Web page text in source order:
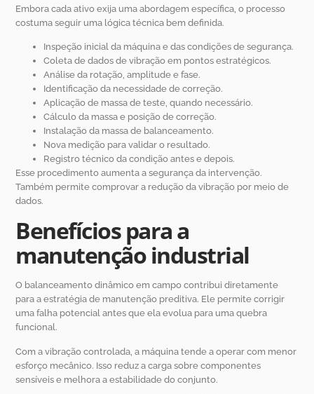
Embora cada ativo exija uma abordagem específica, o processo
costuma seguir uma lógica técnica bem definida.
Inspeção inicial da máquina e das condições de segurança.
Coleta de dados de vibração em pontos estratégicos.
Análise da rotação, amplitude e fase.
Identificação da necessidade de correção.
Aplicação de massa de teste, quando necessário.
Cálculo da massa e posição de correção.
Instalação da massa de balanceamento.
Nova medição para validar o resultado.
Registro técnico da condição antes e depois.
Esse procedimento aumenta a segurança da intervenção.
Também permite comprovar a redução da vibração por meio de
dados.
Benefícios para a
manutenção industrial
O balanceamento dinâmico em campo contribui diretamente
para a estratégia de manutenção preditiva. Ele permite corrigir
uma falha potencial antes que ela evolua para uma quebra
funcional.
Com a vibração controlada, a máquina tende a operar com menor
esforço mecânico. Isso reduz a carga sobre componentes
sensíveis e melhora a estabilidade do conjunto.